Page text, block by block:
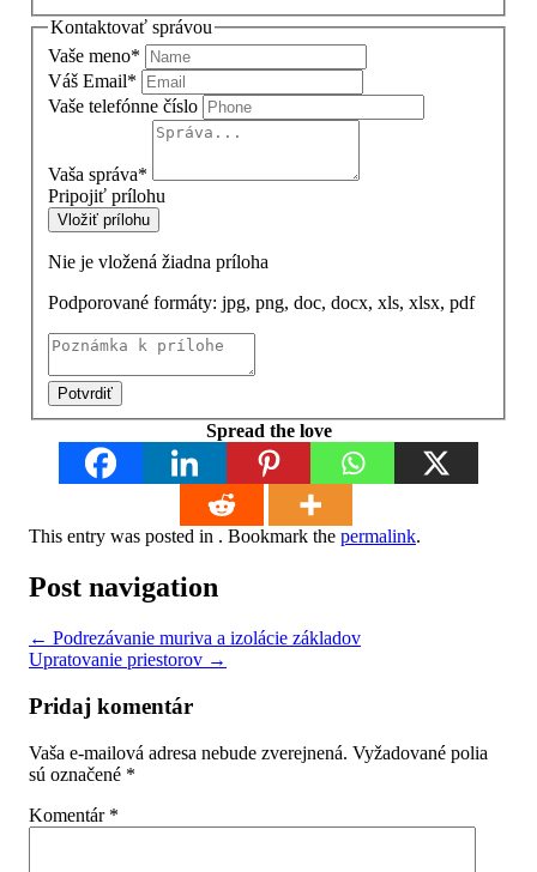
Kontaktovať správou
Vaše meno*
Váš Email*
Vaše telefónne číslo
Vaša správa*
Pripojiť prílohu
Vložiť prílohu
Nie je vložená žiadna príloha
Podporované formáty: jpg, png, doc, docx, xls, xlsx, pdf
Potvrdiť
Spread the love
This entry was posted in . Bookmark the permalink.
Post navigation
← Podrezávanie muriva a izolácie základov
Upratovanie priestorov →
Pridaj komentár
Vaša e-mailová adresa nebude zverejnená. Vyžadované polia
sú označené *
Komentár *